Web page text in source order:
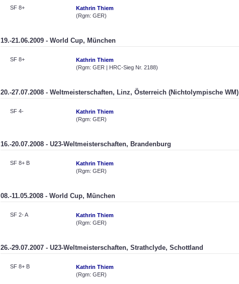
SF 8+
Kathrin Thiem
(Rgm: GER)
19.-21.06.2009 - World Cup, München
SF 8+
Kathrin Thiem
(Rgm: GER | HRC-Sieg Nr. 2188)
20.-27.07.2008 - Weltmeisterschaften, Linz, Österreich (Nichtolympische WM)
SF 4-
Kathrin Thiem
(Rgm: GER)
16.-20.07.2008 - U23-Weltmeisterschaften, Brandenburg
SF 8+ B
Kathrin Thiem
(Rgm: GER)
08.-11.05.2008 - World Cup, München
SF 2- A
Kathrin Thiem
(Rgm: GER)
26.-29.07.2007 - U23-Weltmeisterschaften, Strathclyde, Schottland
SF 8+ B
Kathrin Thiem
(Rgm: GER)